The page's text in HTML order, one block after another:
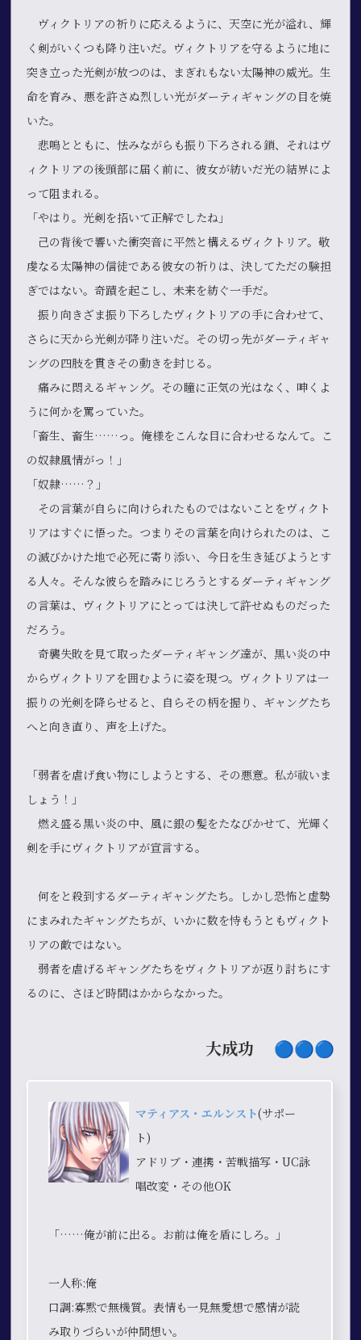
ヴィクトリアの祈りに応えるように、天空に光が溢れ、輝
く剣がいくつも降り注いだ。ヴィクトリアを守るように地に
突き立った光剣が放つのは、まぎれもない太陽神の威光。生
命を育み、悪を許さぬ烈しい光がダーティギャングの目を焼
いた。
悲鳴とともに、怯みながらも振り下ろされる鎖、それはヴ
ィクトリアの後頭部に届く前に、彼女が紡いだ光の結界によ
って阻まれる。
「やはり。光剣を招いて正解でしたね」
己の背後で響いた衝突音に平然と構えるヴィクトリア。敬
虔なる太陽神の信徒である彼女の祈りは、決してただの験担
ぎではない。奇蹟を起こし、未来を紡ぐ一手だ。
振り向きざま振り下ろしたヴィクトリアの手に合わせて、
さらに天から光剣が降り注いだ。その切っ先がダーティギャ
ングの四肢を貫きその動きを封じる。
痛みに悶えるギャング。その瞳に正気の光はなく、呻くよ
うに何かを罵っていた。
「畜生、畜生……っ。俺様をこんな目に合わせるなんて。こ
の奴隷風情がっ！」
「奴隷……？」
その言葉が自らに向けられたものではないことをヴィクト
リアはすぐに悟った。つまりその言葉を向けられたのは、こ
の滅びかけた地で必死に寄り添い、今日を生き延びようとす
る人々。そんな彼らを踏みにじろうとするダーティギャング
の言葉は、ヴィクトリアにとっては決して許せぬものだった
だろう。
奇襲失敗を見て取ったダーティギャング達が、黒い炎の中
からヴィクトリアを囲むように姿を現つ。ヴィクトリアは一
振りの光剣を降らせると、自らその柄を握り、ギャングたち
へと向き直り、声を上げた。
「弱者を虐げ食い物にしようとする、その悪意。私が祓いま
しょう！」
燃え盛る黒い炎の中、風に銀の髪をたなびかせて、光輝く
剣を手にヴィクトリアが宣言する。
何をと殺到するダーティギャングたち。しかし恐怖と虚勢
にまみれたギャングたちが、いかに数を恃もうともヴィクト
リアの敵ではない。
弱者を虐げるギャングたちをヴィクトリアが返り討ちにす
るのに、さほど時間はかからなかった。
大成功 🔵​🔵​🔵​
マティアス・エルンスト(サポー
ト)
アドリブ・連携・苦戦描写・UC詠
唱改変・その他OK
「……俺が前に出る。お前は俺を盾にしろ。」
一人称:俺
口調:寡黙で無機質。表情も一見無愛想で感情が読
み取りづらいが仲間想い。